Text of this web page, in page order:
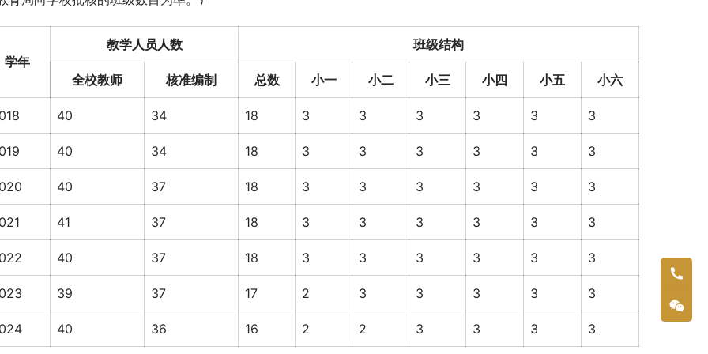
学年
教学人员人数 班级结构
全校教师 核准编制 总数 小一 小二 小三 小四 小五 小六
40 34 18 3 3 3 3 3 3
40 34 18 3 3 3 3 3 3
40 37 18 3 3 3 3 3 3
41 37 18 3 3 3 3 3 3
40 37 18 3 3 3 3 3 3
39 37 17 2 3 3 3 3 3
40 36 16 2 2 3 3 3 3